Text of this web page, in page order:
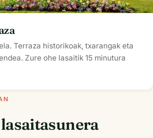
Terraza historikoak, txarangak eta
Zure ohe lasaitik 15 minutura